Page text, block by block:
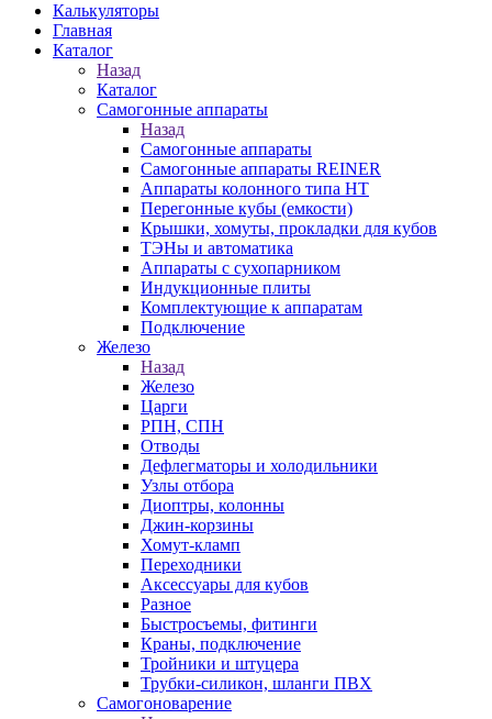
Калькуляторы
Главная
Каталог
Назад
Каталог
Самогонные аппараты
Назад
Самогонные аппараты
Самогонные аппараты REINER
Аппараты колонного типа НТ
Перегонные кубы (емкости)
Крышки, хомуты, прокладки для кубов
ТЭНы и автоматика
Аппараты с сухопарником
Индукционные плиты
Комплектующие к аппаратам
Подключение
Железо
Назад
Железо
Царги
РПН, СПН
Отводы
Дефлегматоры и холодильники
Узлы отбора
Диоптры, колонны
Джин-корзины
Хомут-кламп
Переходники
Аксессуары для кубов
Разное
Быстросъемы, фитинги
Краны, подключение
Тройники и штуцера
Трубки-силикон, шланги ПВХ
Самогоноварение